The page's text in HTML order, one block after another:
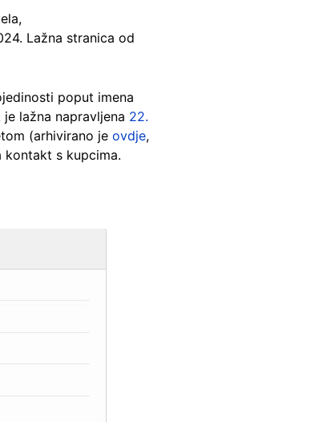
Lažna stranica od
poput imena
je lažna napravljena 22.
(arhivirano je ovdje,
kontakt s kupcima.